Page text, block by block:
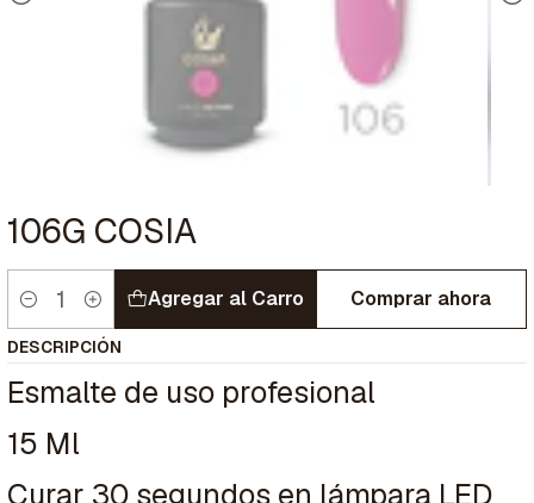
106G COSIA
Cantidad
Agregar al Carro Comprar ahora
DESCRIPCIÓN
Esmalte de uso profesional
15 Ml
Curar 30 segundos en lámpara LED